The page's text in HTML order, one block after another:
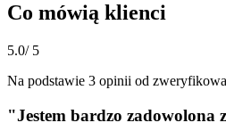
Co mówią klienci
5.0/ 5
Na podstawie 3 opinii od
"Jestem bardzo zadowolona